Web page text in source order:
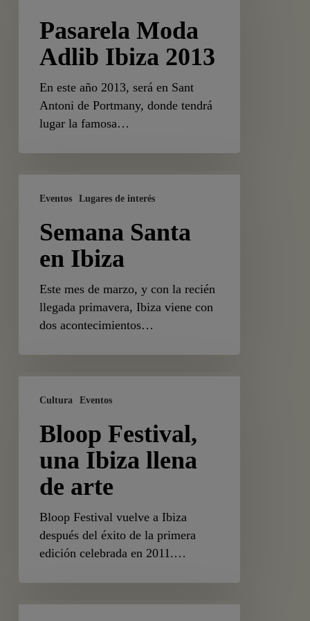
Pasarela Moda
Adlib Ibiza 2013
En este año 2013, será en Sant
Antoni de Portmany, donde tendrá
lugar la famosa…
Semana
Santa
Ibiza
Eventos Lugares de interés
Semana Santa
en Ibiza
Este mes de marzo, y con la recién
llegada primavera, Ibiza viene con
dos acontecimientos…
Bloop
Festival,
Cultura Eventos
Bloop Festival,
una Ibiza llena
de arte
Bloop Festival vuelve a Ibiza
después del éxito de la primera
edición celebrada en 2011.…
Pacha